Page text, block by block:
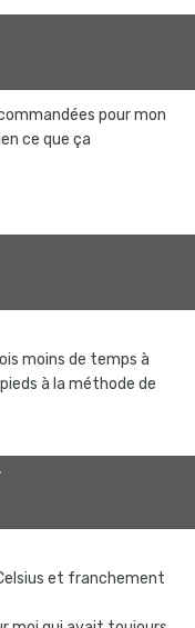
pour mon
ce que ça
moins de temps à
à la méthode de
et franchement